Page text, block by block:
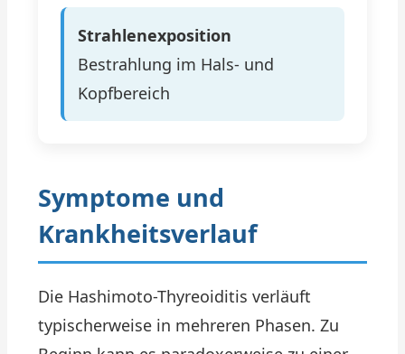
Strahlenexposition
Bestrahlung im Hals- und
Kopfbereich
Symptome und
Krankheitsverlauf
Die Hashimoto-Thyreoiditis verläuft
typischerweise in mehreren Phasen. Zu